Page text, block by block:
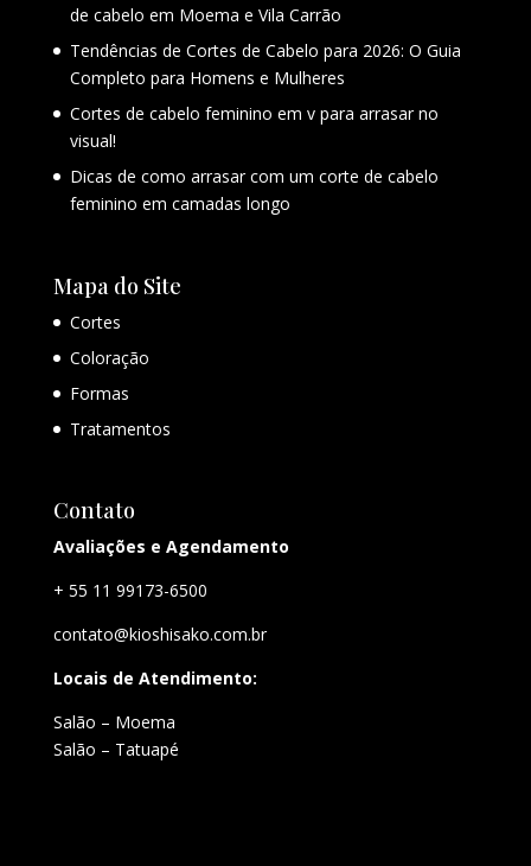
de cabelo em Moema e Vila Carrão
Tendências de Cortes de Cabelo para 2026: O Guia
Completo para Homens e Mulheres
Cortes de cabelo feminino em v para arrasar no
visual!
Dicas de como arrasar com um corte de cabelo
feminino em camadas longo
Mapa do Site
Cortes
Coloração
Formas
Tratamentos
Contato
Avaliações e Agendamento
+ 55 11 99173-6500
contato@kioshisako.com.br
Locais de Atendimento:
Salão – Moema
Salão – Tatuapé